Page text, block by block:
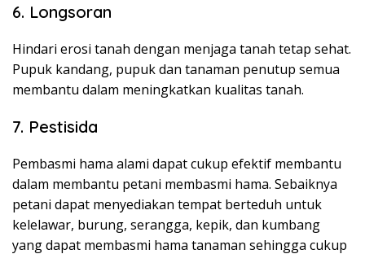
6. Longsoran
Hindari erosi tanah dengan menjaga tanah tetap sehat.
Pupuk kandang, pupuk dan tanaman penutup semua
membantu dalam meningkatkan kualitas tanah.
7. Pestisida
Pembasmi hama alami dapat cukup efektif membantu
dalam membantu petani membasmi hama. Sebaiknya
petani dapat menyediakan tempat berteduh untuk
kelelawar, burung, serangga, kepik, dan kumbang
yang dapat membasmi hama tanaman sehingga cukup